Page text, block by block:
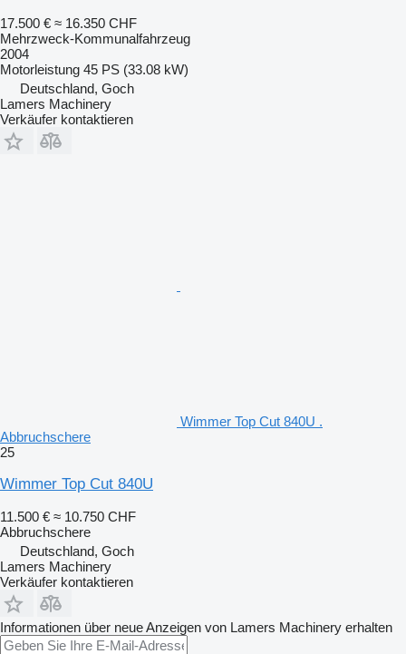
17.500 € ≈ 16.350 CHF
Mehrzweck-Kommunalfahrzeug
2004
Motorleistung 45 PS (33.08 kW)
Deutschland, Goch
Lamers Machinery
Verkäufer kontaktieren
Wimmer Top Cut 840U .
Abbruchschere
25
Wimmer Top Cut 840U
11.500 € ≈ 10.750 CHF
Abbruchschere
Deutschland, Goch
Lamers Machinery
Verkäufer kontaktieren
Informationen über neue Anzeigen von Lamers Machinery erhalten